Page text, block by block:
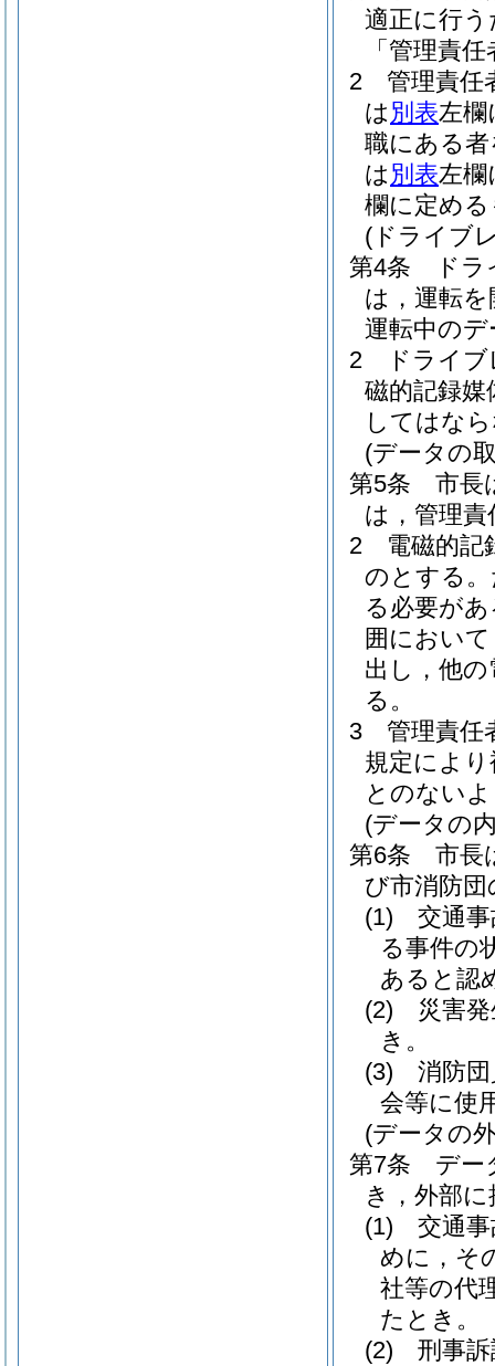
適正に行う
「管理責
2
管理責任
は 別表左欄
職にある
は 別表左欄
欄に定め
(ドライブ
第4条
ド
は，運転
運転中の
2
ドライ
磁的記録媒
してはな
(データの
第5条
市長
は，管理
2
電磁的記
のとする。
る必要が
囲におい
出し，他
る。
3
管理責任
規定によ
とのない
(データの
第6条
市長
び市消防
(1)
交通
る事件の
あると認
(2)
災害
き。
(3)
消防
会等に使
(データの
第7条
デー
き，外部
(1)
交通
めに，そ
社等の代
たとき。
(2)
刑事